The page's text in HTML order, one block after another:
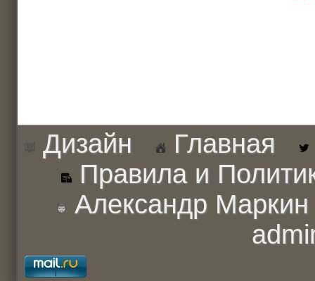
Дизайн Главная
Правила и
Александр Маркин